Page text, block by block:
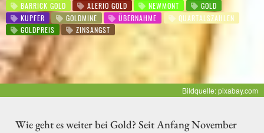
BARRICK GOLD ALERIO GOLD NEWMONT
GOLD
KUPFER
GOLDMINE ÜBERNAHME
QUARTALSZAHLEN
GOLDPREIS
ZINSANGST
Bildquelle: pixabay.com
Wie geht es weiter bei Gold? Seit Anfang November